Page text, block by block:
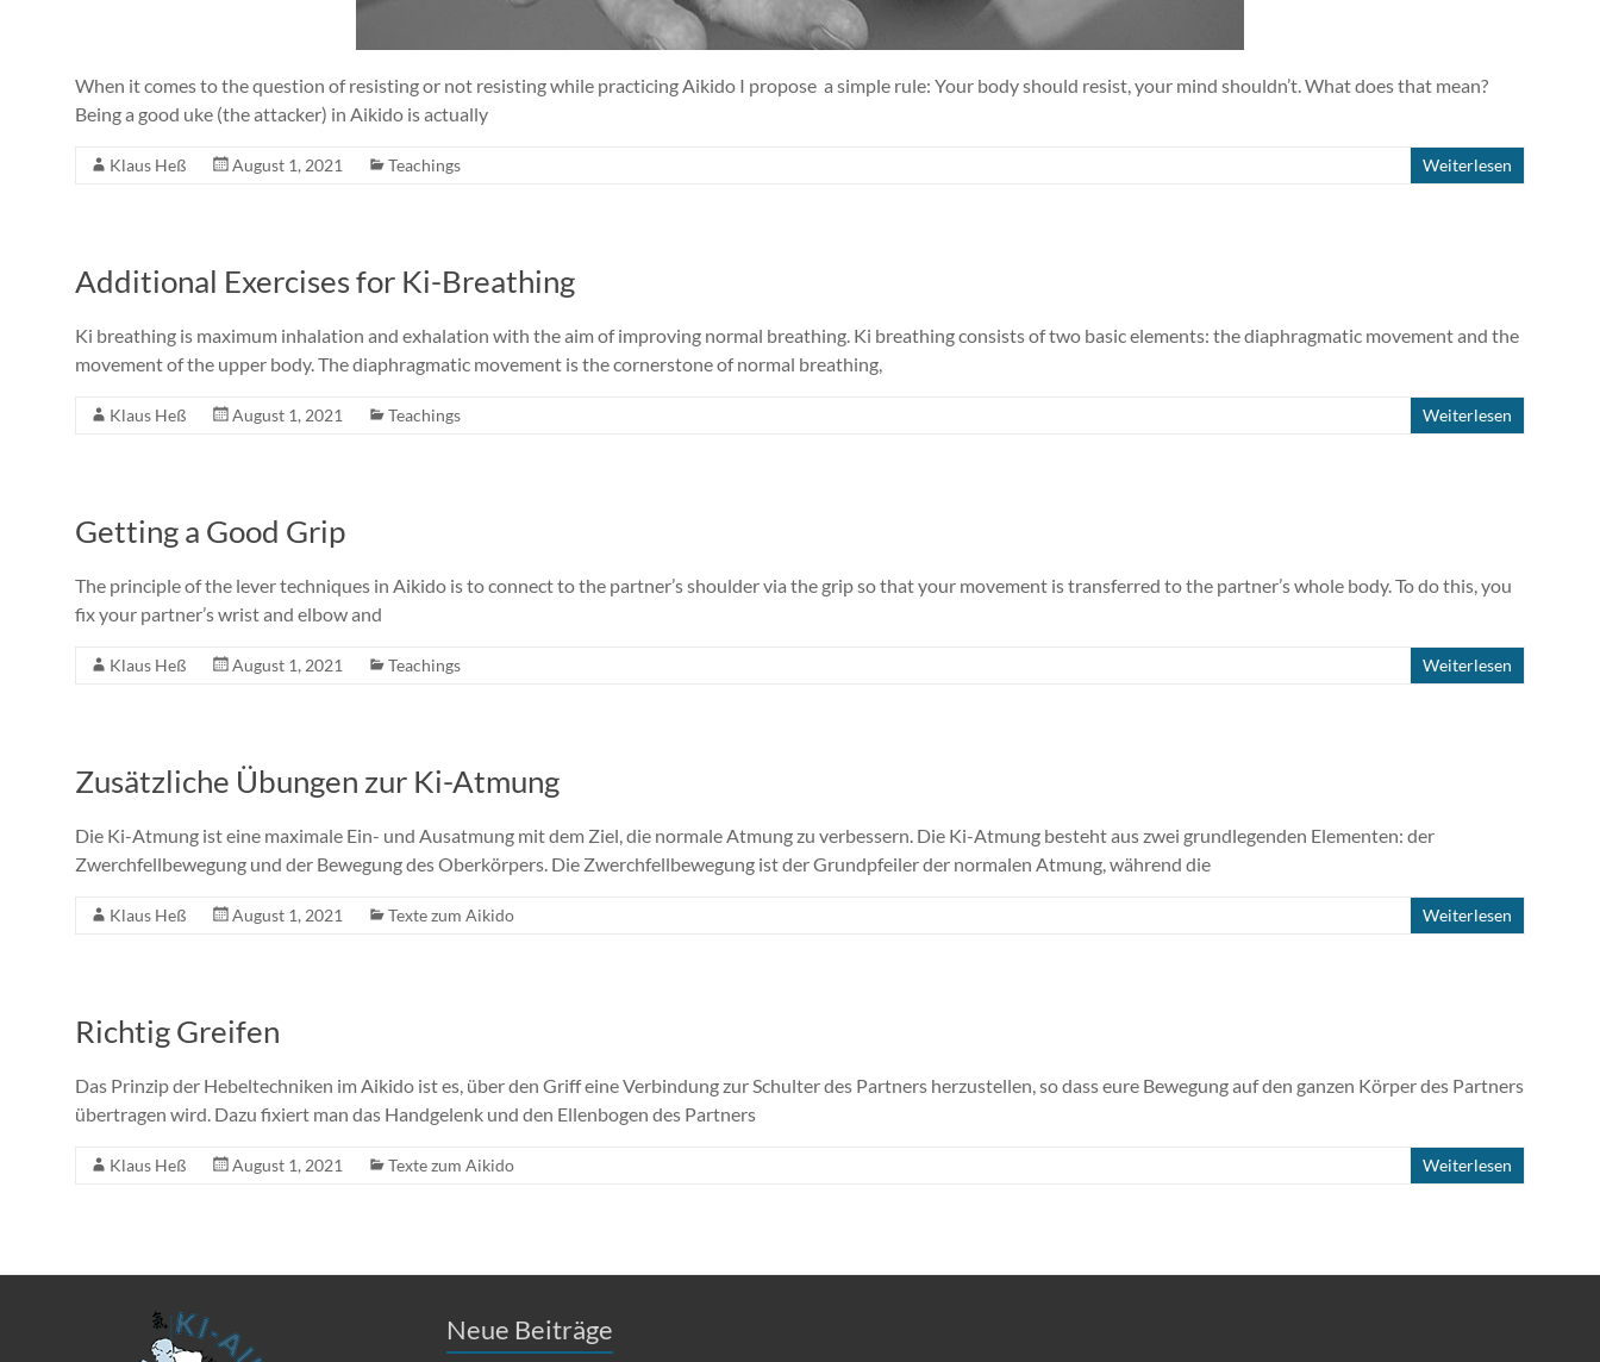
When it comes to the question of resisting or not resisting while practicing Aikido I propose a simple rule: Your body should resist, your mind shouldn’t. What does that mean?
Being a good uke (the attacker) in Aikido is actually
Klaus Heß August 1, 2021 Teachings Weiterlesen
Additional Exercises for Ki-Breathing
Ki breathing is maximum inhalation and exhalation with the aim of improving normal breathing. Ki breathing consists of two basic elements: the diaphragmatic movement and the
movement of the upper body. The diaphragmatic movement is the cornerstone of normal breathing,
Klaus Heß August 1, 2021 Teachings Weiterlesen
Getting a Good Grip
The principle of the lever techniques in Aikido is to connect to the partner’s shoulder via the grip so that your movement is transferred to the partner’s whole body. To do this, you
fix your partner’s wrist and elbow and
Klaus Heß August 1, 2021 Teachings Weiterlesen
Zusätzliche Übungen zur Ki-Atmung
Die Ki-Atmung ist eine maximale Ein- und Ausatmung mit dem Ziel, die normale Atmung zu verbessern. Die Ki-Atmung besteht aus zwei grundlegenden Elementen: der
Zwerchfellbewegung und der Bewegung des Oberkörpers. Die Zwerchfellbewegung ist der Grundpfeiler der normalen Atmung, während die
Klaus Heß August 1, 2021 Texte zum Aikido Weiterlesen
Richtig Greifen
Das Prinzip der Hebeltechniken im Aikido ist es, über den Griff eine Verbindung zur Schulter des Partners herzustellen, so dass eure Bewegung auf den ganzen Körper des Partners
übertragen wird. Dazu fixiert man das Handgelenk und den Ellenbogen des Partners
Klaus Heß August 1, 2021 Texte zum Aikido Weiterlesen
Neue Beiträge